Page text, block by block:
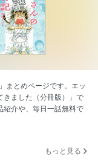
まとめページです。エッ
きました（分冊版）」で
紹介や、毎日一話無料で
もっと見る